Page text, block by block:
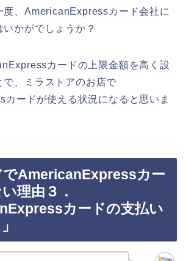
度、AmericanExpressカード会社に
かがでしょうか？
カードの上限金額を高く設
で、ミラストアのお店で
ードが使える状況になると思いま
でAmericanExpressカー
理由３．
カードの支払い